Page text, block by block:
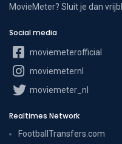
MovieMeter? Sluit je dan
Social media
moviemeterofficial
moviemeternl
moviemeter_nl
Realtimes Network
FootballTransfers.com